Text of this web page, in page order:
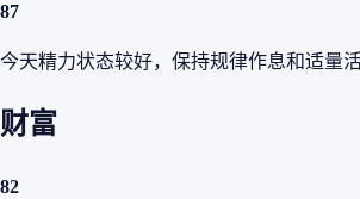
87
今天精力状态较好，保持规律作息和适量活
财富
82